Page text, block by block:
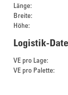
Länge:
Breite:
Höhe:
Logistik-
VE pro Lage:
VE pro Palette: